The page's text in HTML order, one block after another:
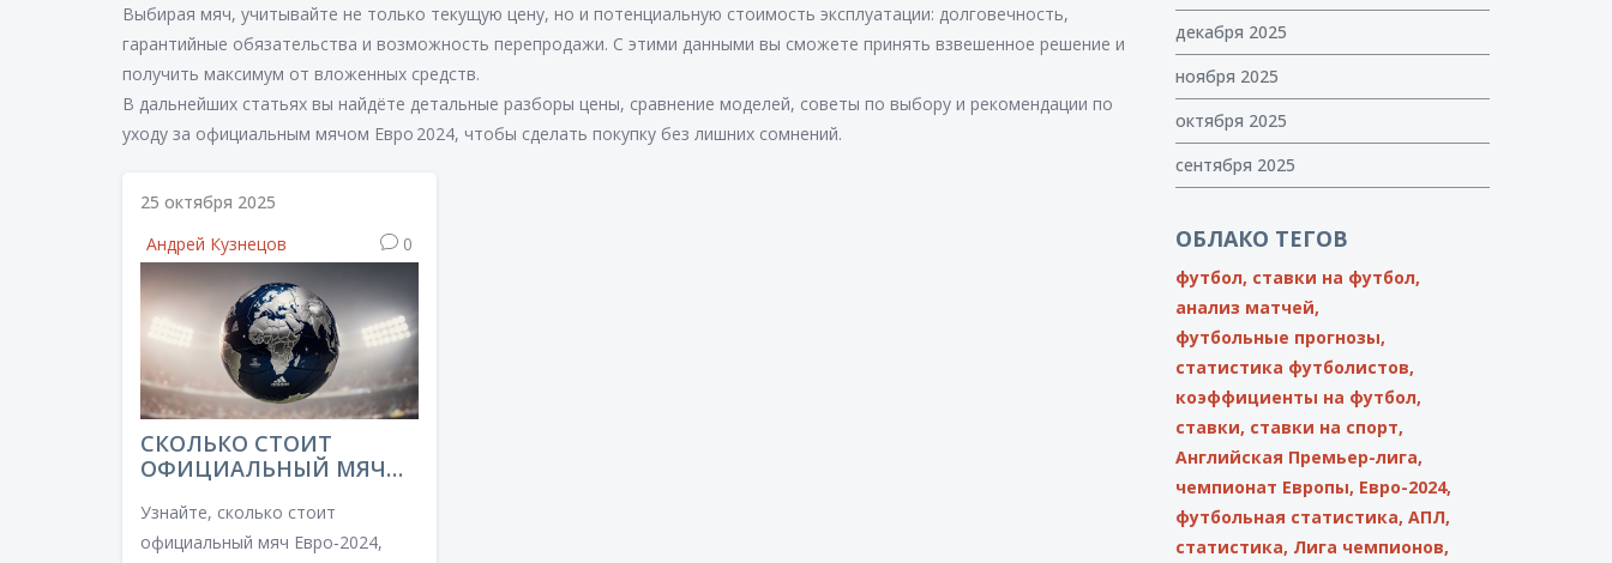
Выбирая мяч, учитывайте не только текущую цену, но и потенциальную стоимость эксплуатации: долговечность,
гарантийные обязательства и возможность перепродажи. С этими данными вы сможете принять взвешенное решение и
получить максимум от вложенных средств.
В дальнейших статьях вы найдёте детальные разборы цены, сравнение моделей, советы по выбору и рекомендации по
уходу за официальным мячом Евро 2024, чтобы сделать покупку без лишних сомнений.
25 октября 2025
Андрей Кузнецов
0
СКОЛЬКО СТОИТ
ОФИЦИАЛЬНЫЙ МЯЧ
ВАРИАНТЫ И ГДЕ
КУПИТЬ
Узнайте, сколько стоит
официальный мяч Евро‑2024,
декабря 2025
ноября 2025
октября 2025
сентября 2025
ОБЛАКО ТЕГОВ
футбол, ставки на футбол,
анализ матчей,
футбольные прогнозы,
статистика футболистов,
коэффициенты на футбол,
ставки, ставки на спорт,
Английская Премьер-лига,
чемпионат Европы, Евро-2024,
футбольная статистика, АПЛ,
статистика, Лига чемпионов,